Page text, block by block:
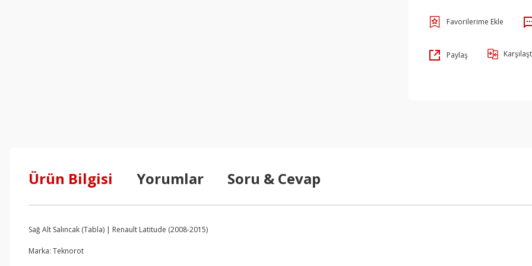
Paylaş
Ürün Bilgisi Yorumlar Soru & Cevap
Sağ Alt Salıncak (Tabla) | Renault Latitude (2008-2015)
Marka: Teknorot